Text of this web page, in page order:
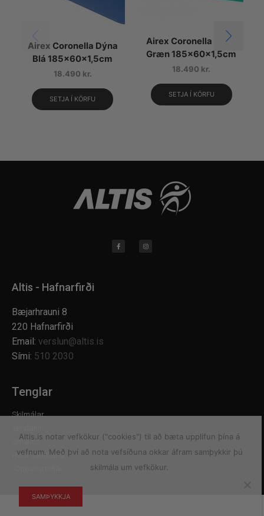
Airex Coronella Dýna
Blá 185x60x1,5cm
18.490 kr.
SETJA Í KÖRFU
Airex Coronella Dýna
Græn 185x60x1,5cm
18.490 kr.
SETJA Í KÖRFU
Altis - Hafnarfirði
Bæjarhrauni 8
220 Hafnarfirði
Email: verslun@altis.is
Sími: 510 2030
Tenglar
Skilmálar
Um Altis
Hafa samband
Altis.is notar vefkökur ("cookies") til að bæta upplifun þína á
vefnum. Með því að nota vefsíðuna okkar áfram samþykkir þú
skilmála um vefkökur.
SAMÞYKKJA